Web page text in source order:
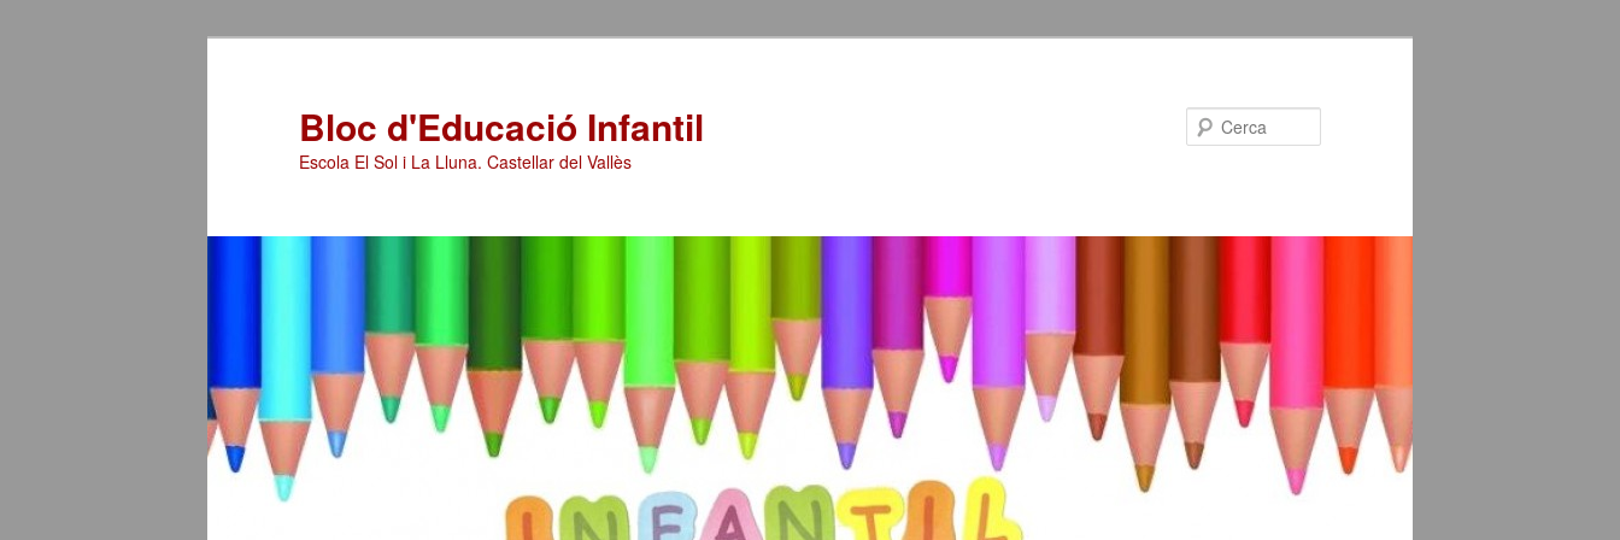
Bloc d'Educació Infantil
Escola El Sol i La Lluna. Castellar del Vallès